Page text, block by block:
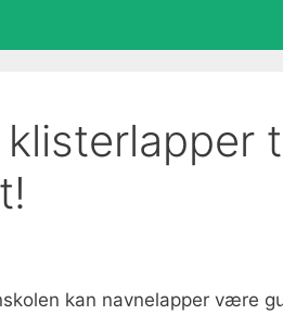
kan navnelapper være